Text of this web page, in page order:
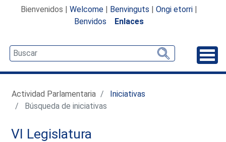
Bienvenidos | Welcome | Benvinguts | Ongi etorri |
Benvidos
Enlaces
Actividad Parlamentaria
Iniciativas
Búsqueda de iniciativas
VI Legislatura